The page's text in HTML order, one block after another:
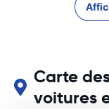
Carte
voitures